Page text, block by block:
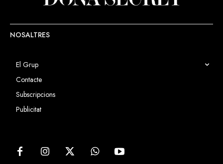
NOSALTRES
El Grup
Contacte
Subscripcions
Publicitat